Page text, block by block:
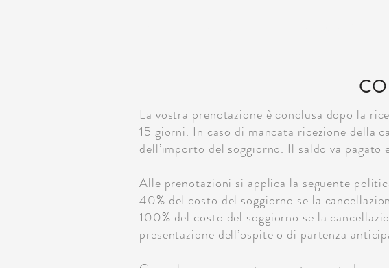
La vostra prenotazione è conclusa dopo la
15 giorni. In caso di mancata ricezione della
dell’importo del soggiorno. Il saldo va
Alle prenotazioni si applica la seguente
40% del costo del soggiorno se la
100% del costo del soggiorno se la
presentazione dell’ospite o di partenza